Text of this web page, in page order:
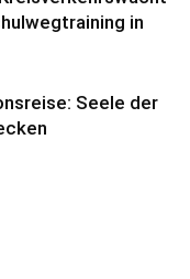
in
Seele der